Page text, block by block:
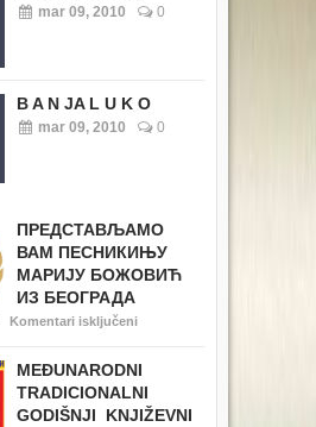
mar 09, 2010 0
B A N JA L U K O
mar 09, 2010 0
ПРЕДСТАВЉАМО
ВАМ ПЕСНИКИЊУ
МАРИЈУ БОЖОВИЋ
ИЗ БЕОГРАДА
Komentari isključeni
MEĐUNARODNI
TRADICIONALNI
GODIŠNJI KNJIŽEVNI